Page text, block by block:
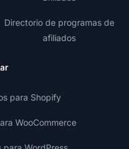
Directorio de programas de
afiliados
para Shopify
WooCommerce